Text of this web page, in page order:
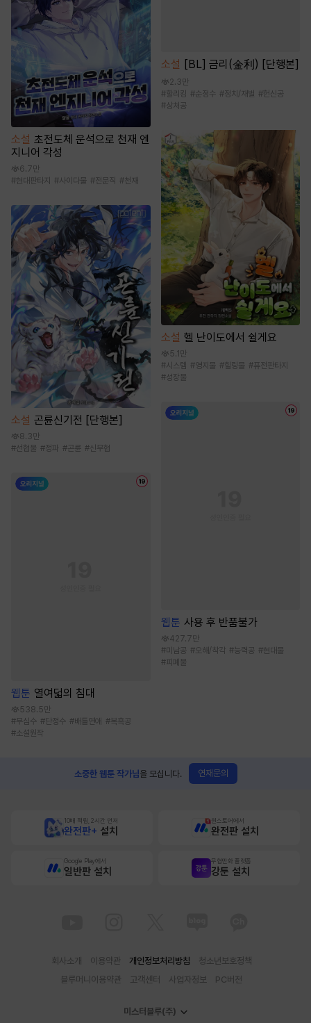
소설 초전도체 운석으로 천재 엔
지니어 각성
6.7만
#현대판타지 #사이다물 #전문직 #천재
소설 곤륜신기전 [단행본]
8.3만
#선협물 #정파 #곤륜 #신무협
웹툰 열여덟의 침대
538.5만
#무심수 #단정수 #배틀연애 #복흑공
#소설원작
소설 [BL] 금리(金利) [단행본]
2.3만
#할리킹 #순정수 #정치/재벌 #헌신공
#상처공
소설 헬 난이도에서 쉴게요
5.1만
#시스템 #영지물 #힐링물 #퓨전판타지
#성장물
웹툰 사용 후 반품불가
427.7만
#미남공 #오해/착각 #능력공 #현대물
#피폐물
소중한 웹툰 작가님을 모십니다. 연재문의
10배 적립, 2시간 먼저
완전판+ 설치
원스토어에서
완전판 설치
Google Play에서
일반판 설치
무협만화 플랫폼
강툰 설치
회사소개 이용약관 개인정보처리방침
청소년보호정책
블루머니이용약관
고객센터 사업자정보 PC버전
미스터블루(주)